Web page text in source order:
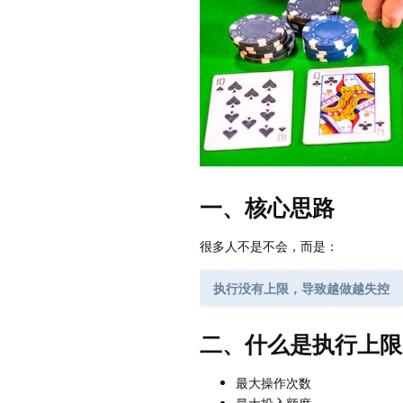
一、核心思路
很多人不是不会，而是：
执行没有上限，导致越做越失控
二、什么是执行上
最大操作次数